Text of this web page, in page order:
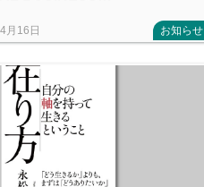
月16日 お知らせ